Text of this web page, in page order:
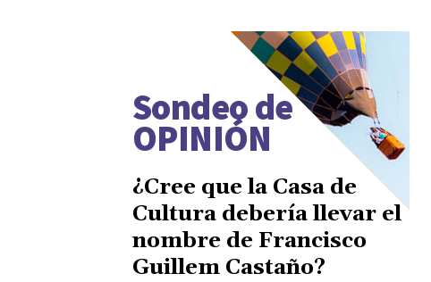
Sondeo de
OPINIÓN
¿Cree que la Casa de
Cultura debería llevar el
nombre de Francisco
Guillem Castaño?